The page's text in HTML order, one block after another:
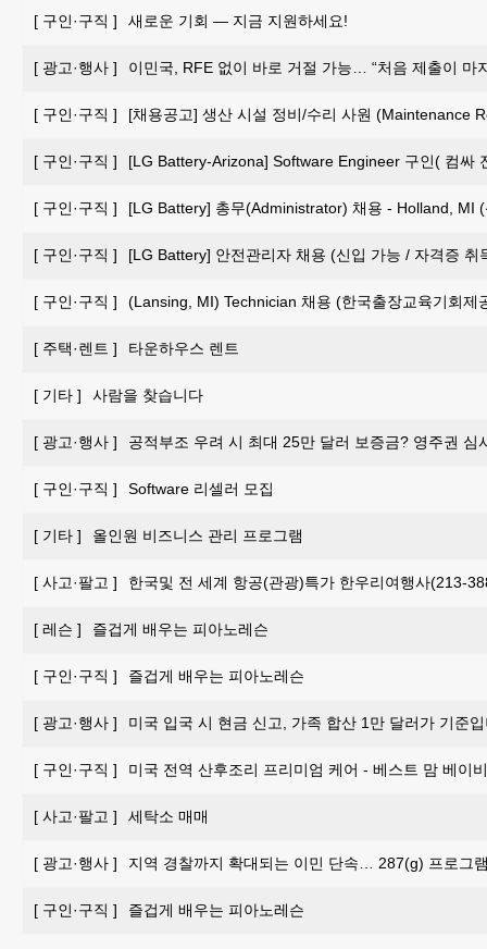
[ 구인·구직 ] 새로운 기회 — 지금 지원하세요!
[ 광고·행사 ] 이민국, RFE 없이 바로 거절 가능… “처음 제출이 마
[ 구인·구직 ] [채용공고] 생산 시설 정비/수리 사원 (Maintenance
[ 구인·구직 ] [LG Battery-Arizona] Software Engineer 구인( 컴싸
[ 구인·구직 ] [LG Battery] 총무(Administrator) 채용 - Holland, MI
[ 구인·구직 ] [LG Battery] 안전관리자 채용 (신입 가능 / 자격증 취
[ 구인·구직 ] (Lansing, MI) Technician 채용 (한국출장교육기회제
[ 주택·렌트 ] 타운하우스 렌트
[ 기타 ] 사람을 찾습니다
[ 광고·행사 ] 공적부조 우려 시 최대 25만 달러 보증금? 영주권 심
[ 구인·구직 ] Software 리셀러 모집
[ 기타 ] 올인원 비즈니스 관리 프로그램
[ 사고·팔고 ] 한국및 전 세계 항공(관광)특가 한우리여행사(213-
[ 레슨 ] 즐겁게 배우는 피아노레슨
[ 구인·구직 ] 즐겁게 배우는 피아노레슨
[ 광고·행사 ] 미국 입국 시 현금 신고, 가족 합산 1만 달러가 기준
[ 구인·구직 ] 미국 전역 산후조리 프리미엄 케어 - 베스트 맘 베이
[ 사고·팔고 ] 세탁소 매매
[ 광고·행사 ] 지역 경찰까지 확대되는 이민 단속… 287(g) 프로그
[ 구인·구직 ] 즐겁게 배우는 피아노레슨